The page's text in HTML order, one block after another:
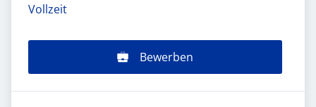
Vollzeit
Bewerben